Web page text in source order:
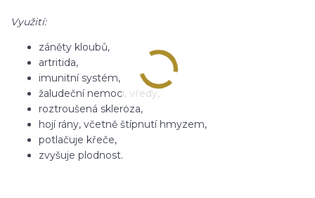
Využití:
záněty kloubů,
artritida,
imunitní systém,
žaludeční nemoci, vředy,
roztroušená skleróza,
hojí rány, včetně štípnutí hmyzem,
potlačuje křeče,
zvyšuje plodnost.